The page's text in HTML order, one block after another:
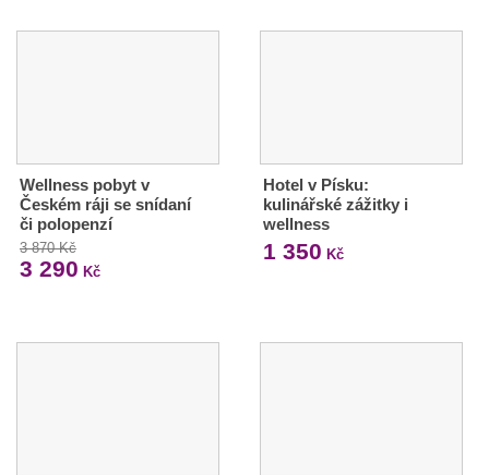
Wellness pobyt v
Českém ráji se snídaní
či polopenzí
3 870 Kč
3 290 Kč
Hotel v Písku:
kulinářské zážitky i
wellness
1 350 Kč